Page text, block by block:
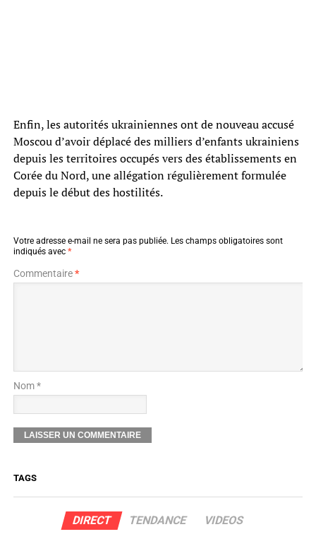
Enfin, les autorités ukrainiennes ont de nouveau accusé
Moscou d’avoir déplacé des milliers d’enfants ukrainiens
depuis les territoires occupés vers des établissements en
Corée du Nord, une allégation régulièrement formulée
depuis le début des hostilités.
Votre adresse e-mail ne sera pas publiée. Les champs obligatoires sont
indiqués avec *
Commentaire*
Nom *
TAGS
DIRECT TENDANCE VIDEOS